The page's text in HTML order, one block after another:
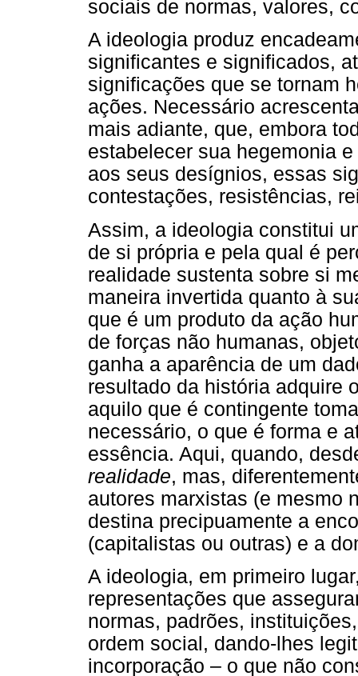
sociais de normas, valores,
A ideologia produz
significantes e significados,
significações que se tornam
ações. Necessário
mais adiante, que, embora
estabelecer sua hegemonia
aos seus desígnios, essas
contestações, resistências,
Assim, a ideologia constitui
de si própria e pela qual é
realidade sustenta sobre si
maneira invertida quanto à
que é um produto da ação
de forças não humanas,
ganha a aparência de um
resultado da história adquire
aquilo que é contingente
necessário, o que é forma e
essência. Aqui, quando,
realidade, mas,
autores marxistas (e mesmo
destina precipuamente a
(capitalistas ou outras) e a
A ideologia, em primeiro
representações que
normas, padrões,
ordem social, dando-lhes
incorporação – o que não